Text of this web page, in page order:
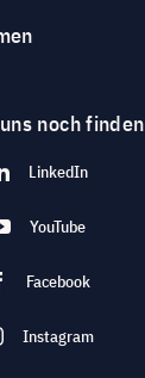
noch finden
LinkedIn
YouTube
Facebook
Instagram